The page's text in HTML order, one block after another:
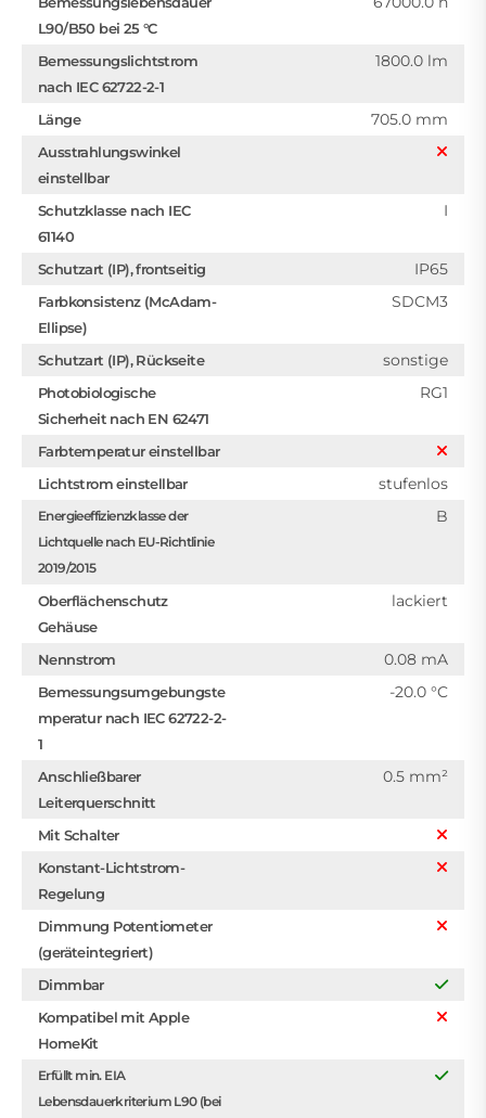
L90/B50 bei 25 °C
Bemessungslichtstrom
nach IEC 62722-2-1
1800.0 lm
Länge 705.0 mm
Ausstrahlungswinkel
einstellbar
Schutzklasse nach IEC
61140
I
Schutzart (IP), frontseitig IP65
Farbkonsistenz (McAdam-
Ellipse)
SDCM3
Schutzart (IP), Rückseite sonstige
Photobiologische
Sicherheit nach EN 62471
RG1
Farbtemperatur einstellbar
Lichtstrom einstellbar
stufenlos
Energieeffizienzklasse der
Lichtquelle nach EU-Richtlinie
2019/2015
B
Oberflächenschutz
Gehäuse
lackiert
Nennstrom 0.08 mA
Bemessungsumgebungste
mperatur nach IEC 62722-2-
1
-20.0 °C
Anschließbarer
Leiterquerschnitt
0.5 mm²
Mit Schalter
Konstant-Lichtstrom-
Regelung
Dimmung Potentiometer
(geräteintegriert)
Dimmbar
Kompatibel mit Apple
HomeKit
Erfüllt min. EIA
Lebensdauerkriterium L90 (bei